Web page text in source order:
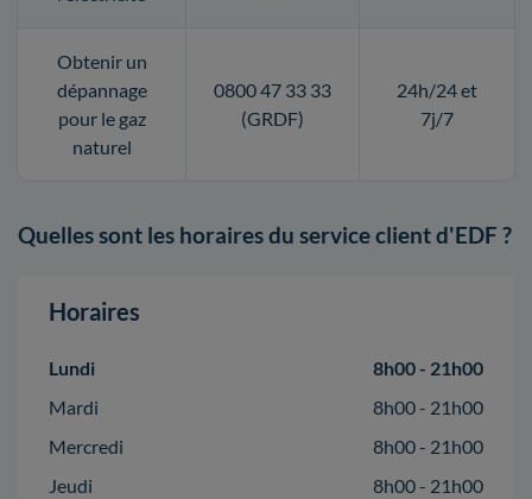
Obtenir un
dépannage
pour le gaz
naturel
0800 47 33 33
(GRDF)
24h/24 et
7j/7
Quelles sont les horaires du service client d'EDF ?
Horaires
Lundi
8h00 - 21h00
Mardi
8h00 - 21h00
Mercredi
8h00 - 21h00
Jeudi
8h00 - 21h00